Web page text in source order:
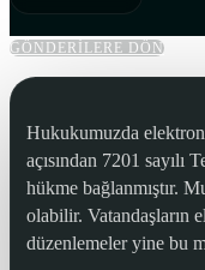
GÖNDERİLERE DÖN
Hukukumuzda
açısından 7201
hükme bağlanmıştır.
olabilir. Vatandaşların
düzenlemeler yine bu